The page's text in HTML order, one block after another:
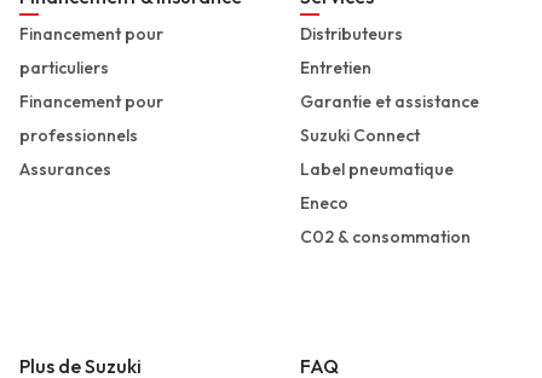
Financement pour
particuliers
Financement pour
professionnels
Assurances
Distributeurs
Entretien
Garantie et assistance
Suzuki Connect
Label pneumatique
Eneco
C02 & consommation
Plus de Suzuki FAQ